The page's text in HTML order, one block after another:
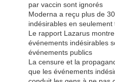
par vaccin sont ignorés
Moderna a reçu plus de
indésirables en seulement
Le rapport Lazarus
événements indésirables
événements publics
La censure et la
que les événements